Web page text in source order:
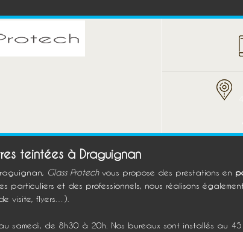
teintées à Draguignan
Glass Protechvous propose des prestations en
particuliers et des professionnels, nous réalisons
visite, flyers…).
samedi, de 8h30 à 20h. Nos bureaux sont installés au